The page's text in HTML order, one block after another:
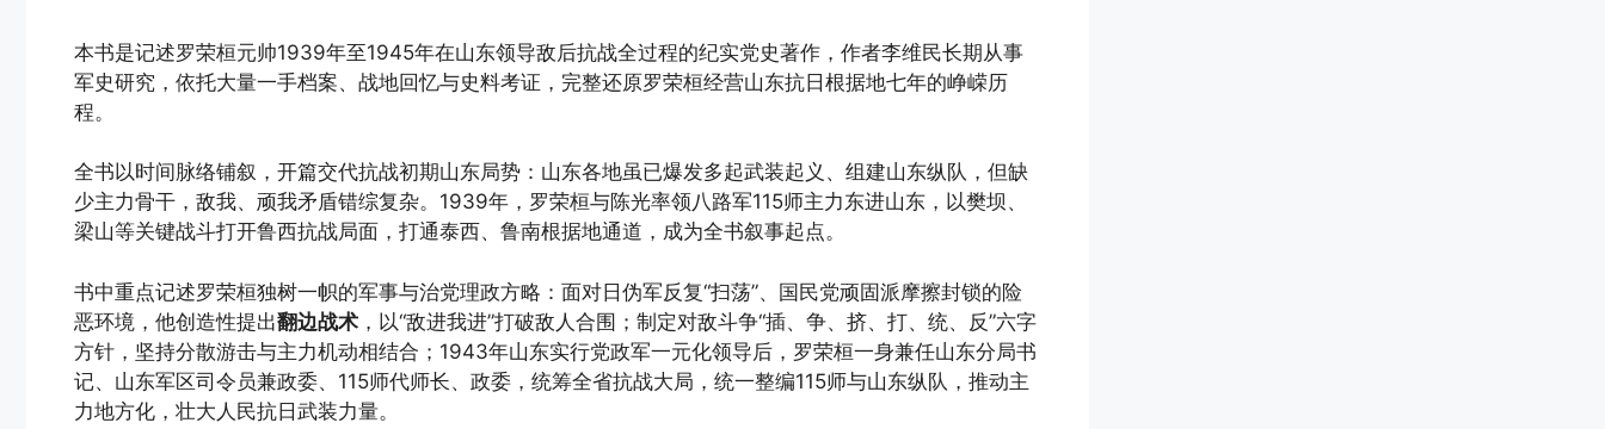
本书是记述罗荣桓元帅1939年至1945年在山东领导敌后抗战全过程的纪实党史著作，作者李维民长期从事
军史研究，依托大量一手档案、战地回忆与史料考证，完整还原罗荣桓经营山东抗日根据地七年的峥嵘历
程。
全书以时间脉络铺叙，开篇交代抗战初期山东局势：山东各地虽已爆发多起武装起义、组建山东纵队，但缺
少主力骨干，敌我、顽我矛盾错综复杂。1939年，罗荣桓与陈光率领八路军115师主力东进山东，以樊坝、
梁山等关键战斗打开鲁西抗战局面，打通泰西、鲁南根据地通道，成为全书叙事起点。
书中重点记述罗荣桓独树一帜的军事与治党理政方略：面对日伪军反复“扫荡”、国民党顽固派摩擦封锁的险
恶环境，他创造性提出翻边战术 ，以“敌进我进”打破敌人合围；制定对敌斗争“插、争、挤、打、统、反”六字
方针，坚持分散游击与主力机动相结合；1943年山东实行党政军一元化领导后，罗荣桓一身兼任山东分局书
记、山东军区司令员兼政委、115师代师长、政委，统筹全省抗战大局，统一整编115师与山东纵队，推动主
力地方化，壮大人民抗日武装力量。